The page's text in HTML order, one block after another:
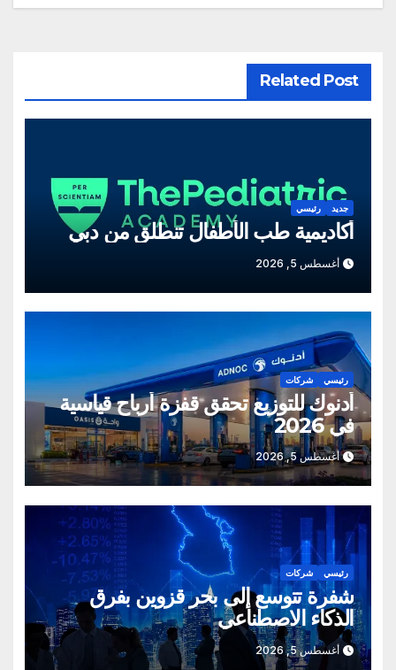
Related Post
جديد رئيسي
أكاديمية طب الأطفال تنطلق من دبي
أغسطس 5, 2026
رئيسي شركات
أدنوك للتوزيع تحقق قفزة أرباح قياسية
في 2026
أغسطس 5, 2026
رئيسي شركات
شفرة تتوسع إلى بحر قزوين بفرق
الذكاء الاصطناعي
أغسطس 5, 2026